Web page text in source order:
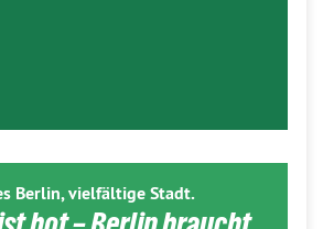
Berlin, vielfältige Stadt.